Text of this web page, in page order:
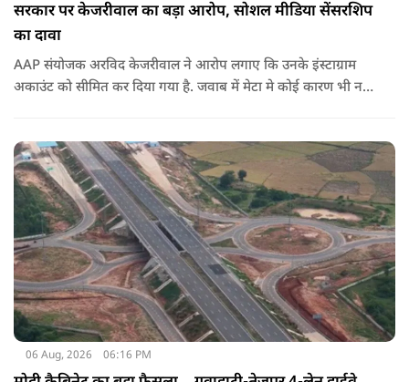
सरकार पर केजरीवाल का बड़ा आरोप, सोशल मीडिया सेंसरशिप
का दावा
AAP संयोजक अरविद केजरीवाल ने आरोप लगाए कि उनके इंस्टाग्राम
अकाउंट को सीमित कर दिया गया है. जवाब में मेटा मे कोई कारण भी नहीं
06 Aug, 2026 06:16 PM